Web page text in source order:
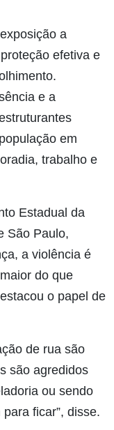
a
efetiva e
e a
em
trabalho e
Estadual da
São Paulo,
a violência é
do que
o papel de
de rua são
são agredidos
ou sendo
ficar”, disse.